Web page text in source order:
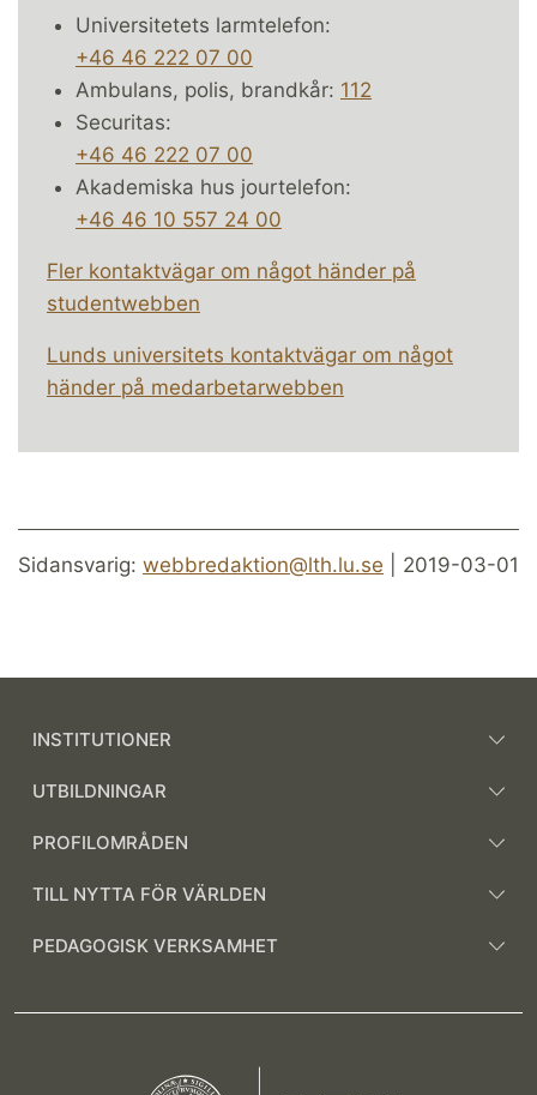
Universitetets larmtelefon:
+46 46 222 07 00
Ambulans, polis, brandkår: 112
Securitas:
+46 46 222 07 00
Akademiska hus jourtelefon:
+46 46 10 557 24 00
Fler kontaktvägar om något händer på
studentwebben
Lunds universitets kontaktvägar om något
händer på medarbetarwebben
Sidansvarig: webbredaktion@lth.lu.se | 2019-03-01
INSTITUTIONER
UTBILDNINGAR
PROFILOMRÅDEN
TILL NYTTA FÖR VÄRLDEN
PEDAGOGISK VERKSAMHET